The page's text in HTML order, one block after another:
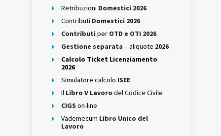
Retribuzioni Domestici 2026
Contributi Domestici 2026
Contributi per OTD e OTI 2026
Gestione separata – aliquote 2026
Calcolo Ticket Licenziamento
2026
Simulatore calcolo ISEE
Il Libro V Lavoro del Codice Civile
CIGS on-line
Vademecum Libro Unico del
Lavoro